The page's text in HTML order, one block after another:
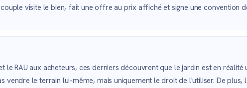
visite le bien, fait une offre au prix affiché et signe une convention
RAU aux acheteurs, ces derniers découvrent que le jardin est en
vendre le terrain lui-même, mais uniquement le droit de l'utiliser. De plus,